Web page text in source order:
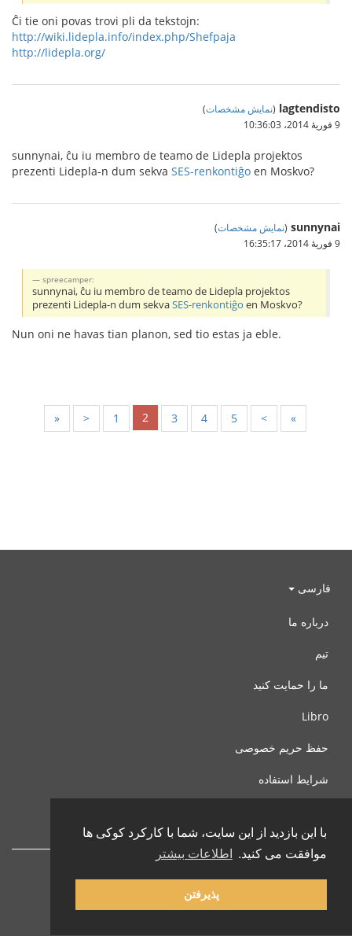
با این بازدید از این سایت، شما با کارکرد کوکی ها
موافقت می کنید.
اطلاعات بیشتر
پذیرفتن
Ĉi tie oni povas trovi pli da tekstojn:
http://wiki.lidepla.info/index.php/Shefpaja
http://lidepla.org/
lagtendisto
(نمایش مشخصات)
9 فوریهٔ 2014،‏ 10:36:03
sunnynai, ĉu iu membro de teamo de Lidepla projektos
prezenti Lidepla-n dum sekva SES-renkontiĝo en Moskvo?
sunnynai
(نمایش مشخصات)
9 فوریهٔ 2014،‏ 16:35:17
spreecamper:
sunnynai, ĉu iu membro de teamo de Lidepla projektos
prezenti Lidepla-n dum sekvaSES-renkontiĝo en Moskvo?
Nun oni ne havas tian planon, sed tio estas ja eble.
« < 1 2 3 4 5 > »
فارسی
درباره ما
تیم
ما را حمایت کنید
Libro
حفظ حریم خصوصی
شرایط استفاده
© 2002-2026 lernu.net |Impressum